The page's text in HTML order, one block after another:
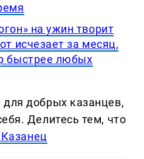
на ужин творит
исчезает за месяц,
быстрее любых
добрых казанцев,
Делитеcь тем, что